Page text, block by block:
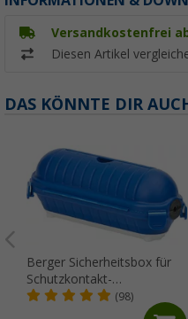
Versandkostenfrei
Diesen Artikel
DAS KÖNNTE DIR
Berger Sicherheitsbox für
Schutzkontakt-
Verbindungen
(98)